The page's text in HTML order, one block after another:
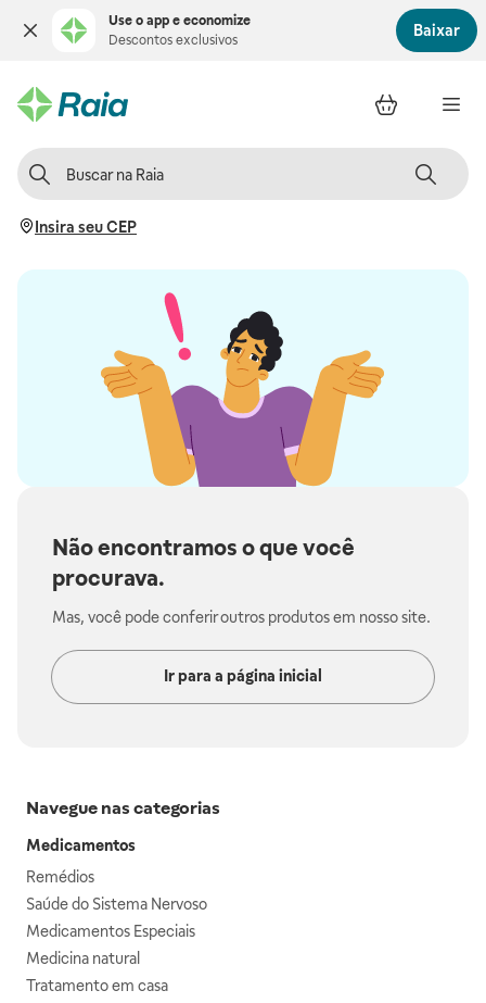
Use o app e economize
Descontos exclusivos
Baixar
Insira seu CEP
Não encontramos o que você
procurava.
Mas, você pode conferir outros produtos em nosso site.
Ir para a página inicial
Navegue nas categorias
Medicamentos
Remédios
Saúde do Sistema Nervoso
Medicamentos Especiais
Medicina natural
Tratamento em casa